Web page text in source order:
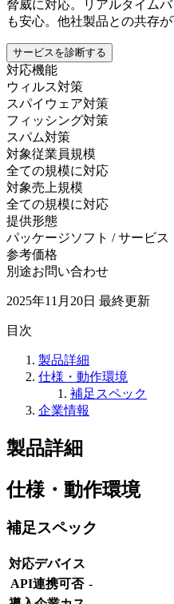
脅威に対応。リアルタイム
も安心。他社製品との共存が
サービスを診断する
対応機能
ウィルス対策
スパイウェア対策
フィッシング対策
スパム対策
対象従業員規模
全ての規模に対応
対象売上規模
全ての規模に対応
提供形態
パッケージソフト / サービス
参考価格
別途お問い合わせ
2025年11月20日 最終更新
目次
製品詳細
仕様・動作環境
補足スペック
企業情報
製品詳細
仕様・動作環境
補足スペック
対応デバイス
API連携可否 -